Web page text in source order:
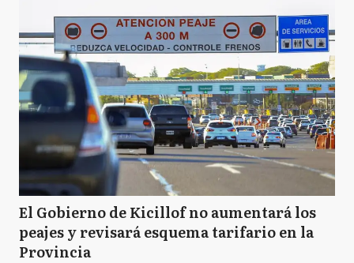
El Gobierno de Kicillof no aumentará los
peajes y revisará esquema tarifario en la
Provincia